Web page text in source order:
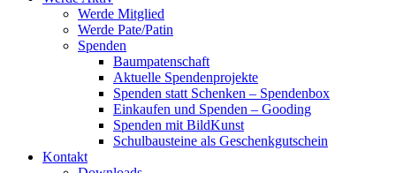
Werde Mitglied
Werde Pate/Patin
Spenden
Baumpatenschaft
Aktuelle Spendenprojekte
Spenden statt Schenken – Spendenbox
Einkaufen und Spenden – Gooding
Spenden mit BildKunst
Schulbausteine als Geschenkgutschein
Kontakt